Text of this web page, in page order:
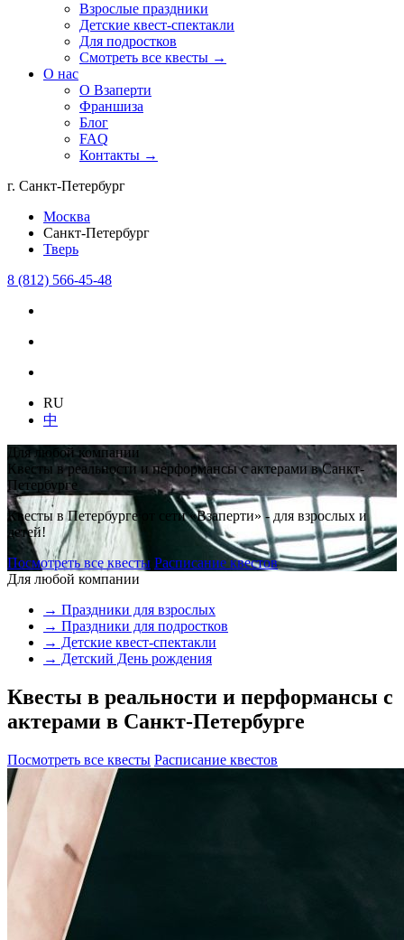
Взрослые праздники
Детские квест-спектакли
Для подростков
Смотреть все квесты →
О нас
О Взаперти
Франшиза
Блог
FAQ
Контакты →
г. Санкт-Петербург
Москва
Санкт-Петербург
Тверь
8 (812) 566-45-48
RU
中
Для любой компании
Квесты в реальности и перформансы с актерами в Санкт-
Петербурге
Квесты в Петербурге от сети «Взаперти» - для взрослых и
детей!
Посмотреть все квесты Расписание квестов
Для любой компании
→ Праздники для взрослых
→ Праздники для подростков
→ Детские квест-спектакли
→ Детский День рождения
Квесты в реальности и перформансы с
актерами в Санкт-Петербурге
Посмотреть все квесты Расписание квестов